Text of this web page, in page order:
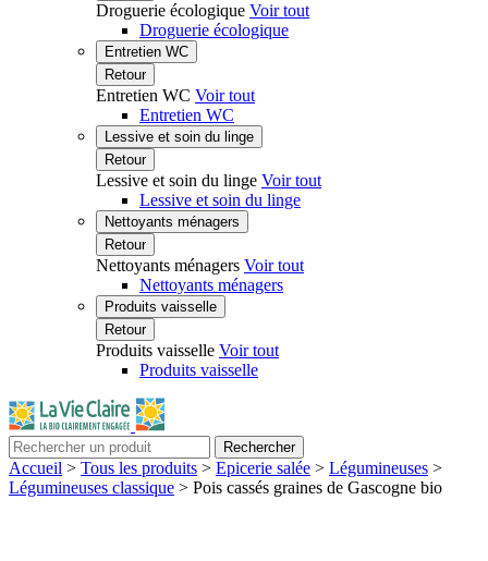
Droguerie écologique Voir tout
Droguerie écologique
Entretien WC
Retour
Entretien WC Voir tout
Entretien WC
Lessive et soin du linge
Retour
Lessive et soin du linge Voir tout
Lessive et soin du linge
Nettoyants ménagers
Retour
Nettoyants ménagers Voir tout
Nettoyants ménagers
Produits vaisselle
Retour
Produits vaisselle Voir tout
Produits vaisselle
Rechercher
Accueil > Tous les produits > Epicerie salée > Légumineuses >
Légumineuses classique > Pois cassés graines de Gascogne bio